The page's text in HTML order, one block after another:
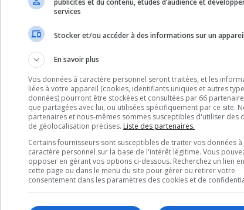
publicités et du contenu, études d’audience et
services
Stocker et/ou accéder à des informations sur un
En savoir plus
Vos données à caractère personnel seront traitées, et les
liées à votre appareil (cookies, identifiants uniques et autres
données) pourront être stockées et consultées par 66
que partagées avec lui, ou utilisées spécifiquement par ce site.
partenaires et nous-mêmes sommes susceptibles d'utiliser des
de géolocalisation précises. Liste des partenaires.
Certains fournisseurs sont susceptibles de traiter vos données à
caractère personnel sur la base de l'intérêt légitime. Vous
opposer en gérant vos options ci-dessous. Recherchez un lien
cette page ou dans le menu du site pour gérer ou retirer votre
consentement dans les paramètres des cookies et de